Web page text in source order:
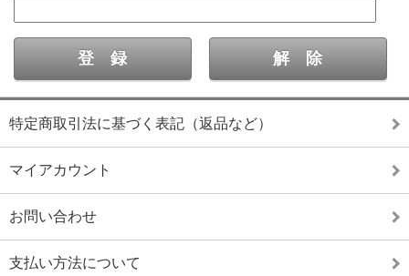
特定商取引法に基づく表記（返品など）
マイアカウント
お問い合わせ
支払い方法について